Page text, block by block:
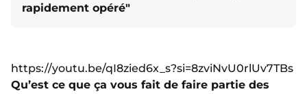
rapidement opéré"
https://youtu.be/qI8zied6x_s?si=8zviNvU0rlUv7TBs
Qu’est ce que ça vous fait de faire partie des